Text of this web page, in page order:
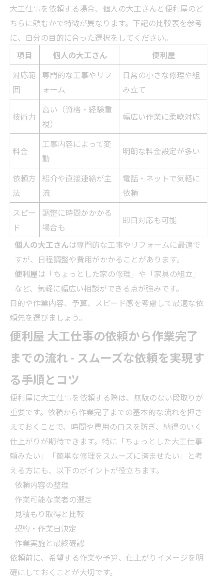
大工仕事を依頼する場合、個人の大工さんと便利屋のど
ちらに頼むかで特徴が異なります。下記の比較表を参考
に、自分の目的に合った選択をしてください。
項目
個人の大工さん
便利屋
対応範
囲
専門的な工事や リフ
ォーム
日常の小さな修理や組
み立て
技術力
高い（資格・経験重
視）
幅広い作業に柔軟対応
料金
工事内容によって変
動
明朗な料金設定が多い
依頼方
法
紹介や直接連絡が主
流
電話・ネットで気軽に
依頼
スピー
ド
調整に時間がかかる
場合も
即日対応も可能
個人の大工さんは専門的な工事や リフォームに最適で
すが、日程調整や費用がかかることがあります。
便利屋は「ちょっとした家の修理」や「家具の組立」
など、気軽に幅広い相談ができる点が強みです。
目的や作業内容、予算、スピード感を考慮して最適な依
頼先を選びましょう。
便利屋 大工仕事の依頼から作業完了
までの流れ - スムーズな依頼を実現す
る手順とコツ
便利屋に大工仕事を依頼する際は、無駄のない段取りが
重要です。依頼から作業完了までの基本的な流れを押さ
えておくことで、時間や費用のロスを防ぎ、納得のいく
仕上がりが期待できます。特に「ちょっとした大工仕事
頼みたい」「簡単な修理をスムーズに済ませたい」と考
える方にも、以下のポイントが役立ちます。
依頼内容の整理
作業可能な業者の選定
見積もり取得と比較
契約・作業日決定
作業実施と最終確認
依頼前に、希望する作業や予算、仕上がりイメージを明
確にしておくことが大切です。